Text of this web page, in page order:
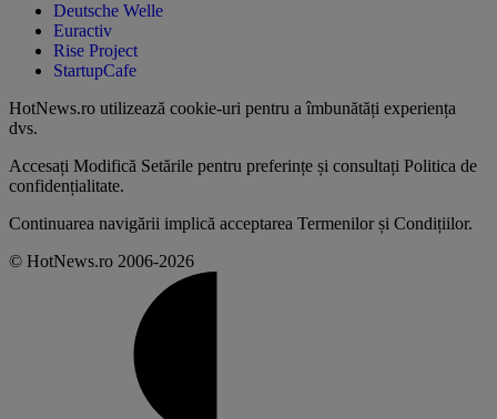
Deutsche Welle
Euractiv
Rise Project
StartupCafe
HotNews.ro utilizează cookie-uri pentru a îmbunătăți experiența
dvs.
Accesați Modifică Setările pentru preferințe și consultați Politica de
confidențialitate.
Continuarea navigării implică acceptarea Termenilor și Condițiilor.
© HotNews.ro 2006-2026